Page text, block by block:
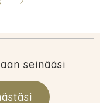
seinääsi